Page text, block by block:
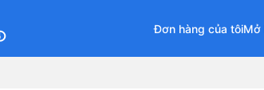
Đơn hàng của tôiMở